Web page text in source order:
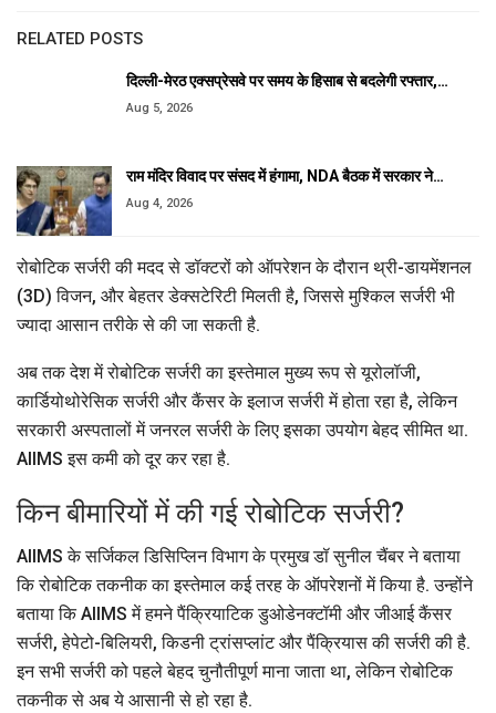
RELATED POSTS
दिल्ली-मेरठ एक्सप्रेसवे पर समय के हिसाब से बदलेगी रफ्तार,…
Aug 5, 2026
राम मंदिर विवाद पर संसद में हंगामा, NDA बैठक में सरकार ने…
Aug 4, 2026
रोबोटिक सर्जरी की मदद से डॉक्टरों को ऑपरेशन के दौरान थ्री-डायमेंशनल
(3D) विजन, और बेहतर डेक्सटेरिटी मिलती है, जिससे मुश्किल सर्जरी भी
ज्यादा आसान तरीके से की जा सकती है.
अब तक देश में रोबोटिक सर्जरी का इस्तेमाल मुख्य रूप से यूरोलॉजी,
कार्डियोथोरेसिक सर्जरी और कैंसर के इलाज सर्जरी में होता रहा है, लेकिन
सरकारी अस्पतालों में जनरल सर्जरी के लिए इसका उपयोग बेहद सीमित था.
AIIMS इस कमी को दूर कर रहा है.
किन बीमारियों में की गई रोबोटिक सर्जरी?
AIIMS के सर्जिकल डिसिप्लिन विभाग के प्रमुख डॉ सुनील चैंबर ने बताया
कि रोबोटिक तकनीक का इस्तेमाल कई तरह के ऑपरेशनों में किया है. उन्होंने
बताया कि AIIMS में हमने पैंक्रियाटिक डुओडेनक्टॉमी और जीआई कैंसर
सर्जरी, हेपेटो-बिलियरी, किडनी ट्रांसप्लांट और पैंक्रियास की सर्जरी की है.
इन सभी सर्जरी को पहले बेहद चुनौतीपूर्ण माना जाता था, लेकिन रोबोटिक
तकनीक से अब ये आसानी से हो रहा है.